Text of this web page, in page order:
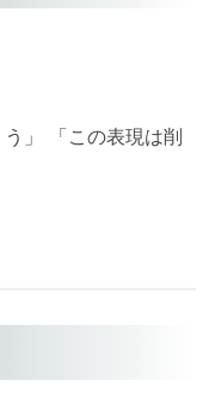
う」 「この表現は削